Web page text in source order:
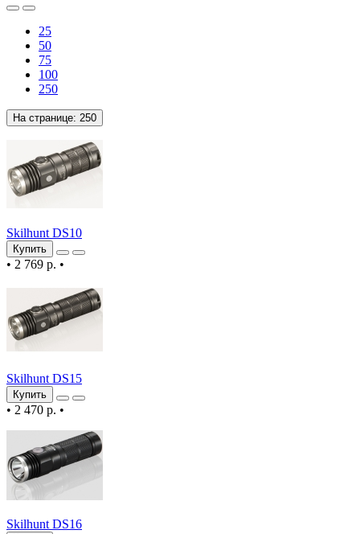
25
50
75
100
250
На странице: 250
Skilhunt DS10
Купить
• 2 769 р. •
Skilhunt DS15
Купить
• 2 470 р. •
Skilhunt DS16